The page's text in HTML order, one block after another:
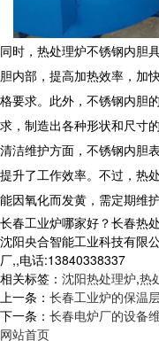
同时， 热处理炉不锈钢内胆
胆内部，提高加热效率，加
格要求。此外，不锈钢内胆
求，制造出各种形状和尺寸
清洁维护方面，不锈钢内胆
提升了工作效率。不过， 热
能因氧化而发黄，需定期维护
长春工业炉哪家好？长春热
沈阳央合智能工业科技有限
厂,,电话:13840338337
相关标签： 沈阳热处理炉,热
上一条： 长春工业炉的保温
下一条： 长春电炉厂的设备
网站首页